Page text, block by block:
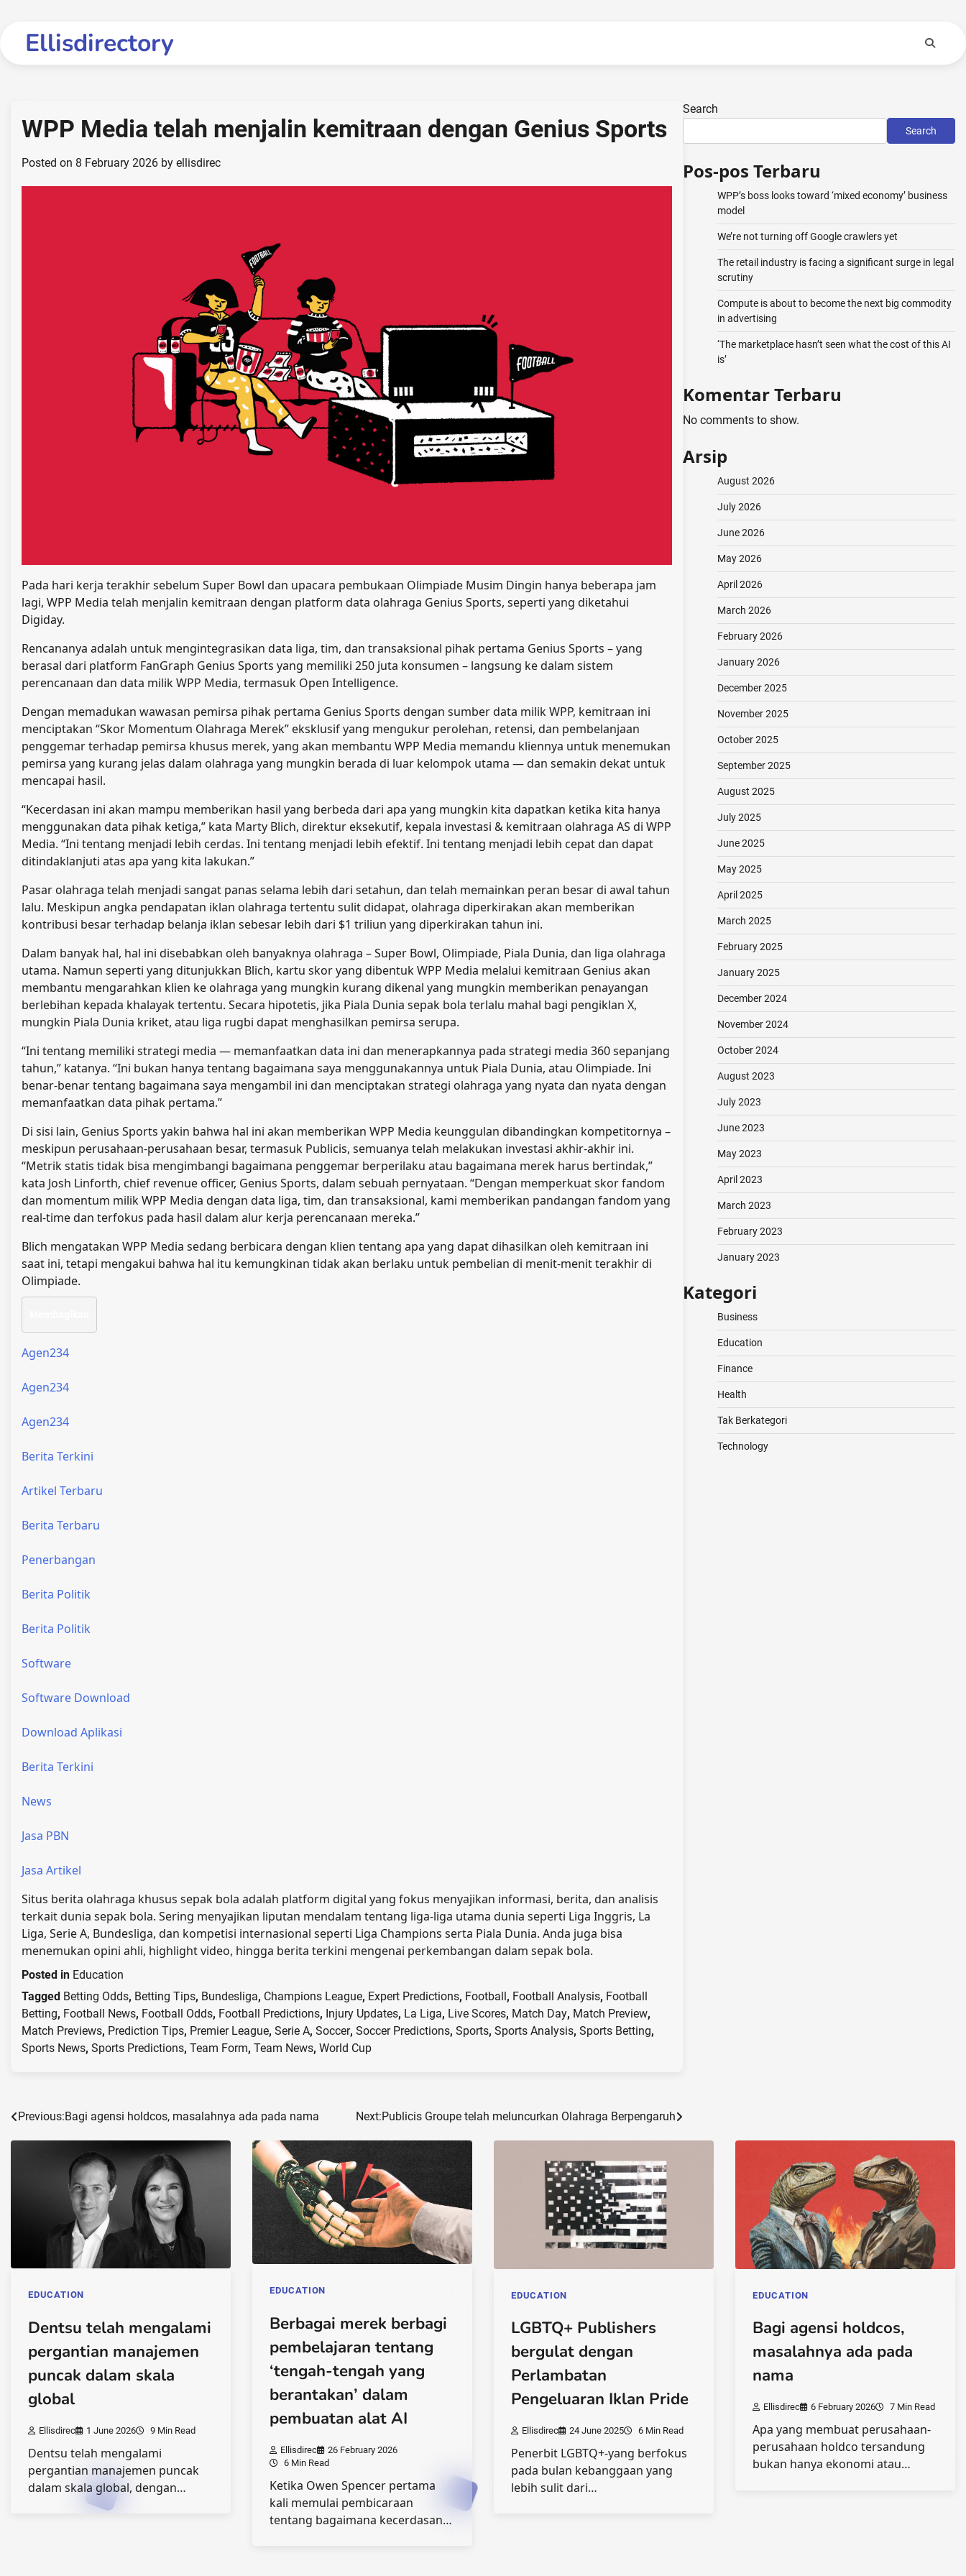
contentEllisdirectory
WPP Media telah menjalin kemitraan dengan Genius Sports
Posted on 8 February 2026 by ellisdirec
Pada hari kerja terakhir sebelum Super Bowl dan upacara pembukaan Olimpiade Musim Dingin hanya beberapa jam
lagi, WPP Media telah menjalin kemitraan dengan platform data olahraga Genius Sports, seperti yang diketahui
Digiday.
Rencananya adalah untuk mengintegrasikan data liga, tim, dan transaksional pihak pertama Genius Sports – yang
berasal dari platform FanGraph Genius Sports yang memiliki 250 juta konsumen – langsung ke dalam sistem
perencanaan dan data milik WPP Media, termasuk Open Intelligence.
Dengan memadukan wawasan pemirsa pihak pertama Genius Sports dengan sumber data milik WPP, kemitraan ini
menciptakan “Skor Momentum Olahraga Merek” eksklusif yang mengukur perolehan, retensi, dan pembelanjaan
penggemar terhadap pemirsa khusus merek, yang akan membantu WPP Media memandu kliennya untuk menemukan
pemirsa yang kurang jelas dalam olahraga yang mungkin berada di luar kelompok utama — dan semakin dekat untuk
mencapai hasil.
“Kecerdasan ini akan mampu memberikan hasil yang berbeda dari apa yang mungkin kita dapatkan ketika kita hanya
menggunakan data pihak ketiga,” kata Marty Blich, direktur eksekutif, kepala investasi & kemitraan olahraga AS di WPP
Media. “Ini tentang menjadi lebih cerdas. Ini tentang menjadi lebih efektif. Ini tentang menjadi lebih cepat dan dapat
ditindaklanjuti atas apa yang kita lakukan.”
Pasar olahraga telah menjadi sangat panas selama lebih dari setahun, dan telah memainkan peran besar di awal tahun
lalu. Meskipun angka pendapatan iklan olahraga tertentu sulit didapat, olahraga diperkirakan akan memberikan
kontribusi besar terhadap belanja iklan sebesar lebih dari $1 triliun yang diperkirakan tahun ini.
Dalam banyak hal, hal ini disebabkan oleh banyaknya olahraga – Super Bowl, Olimpiade, Piala Dunia, dan liga olahraga
utama. Namun seperti yang ditunjukkan Blich, kartu skor yang dibentuk WPP Media melalui kemitraan Genius akan
membantu mengarahkan klien ke olahraga yang mungkin kurang dikenal yang mungkin memberikan penayangan
berlebihan kepada khalayak tertentu. Secara hipotetis, jika Piala Dunia sepak bola terlalu mahal bagi pengiklan X,
mungkin Piala Dunia kriket, atau liga rugbi dapat menghasilkan pemirsa serupa.
“Ini tentang memiliki strategi media — memanfaatkan data ini dan menerapkannya pada strategi media 360 sepanjang
tahun,” katanya. “Ini bukan hanya tentang bagaimana saya menggunakannya untuk Piala Dunia, atau Olimpiade. Ini
benar-benar tentang bagaimana saya mengambil ini dan menciptakan strategi olahraga yang nyata dan nyata dengan
memanfaatkan data pihak pertama.”
Di sisi lain, Genius Sports yakin bahwa hal ini akan memberikan WPP Media keunggulan dibandingkan kompetitornya –
meskipun perusahaan-perusahaan besar, termasuk Publicis, semuanya telah melakukan investasi akhir-akhir ini.
“Metrik statis tidak bisa mengimbangi bagaimana penggemar berperilaku atau bagaimana merek harus bertindak,”
kata Josh Linforth, chief revenue officer, Genius Sports, dalam sebuah pernyataan. “Dengan memperkuat skor fandom
dan momentum milik WPP Media dengan data liga, tim, dan transaksional, kami memberikan pandangan fandom yang
real-time dan terfokus pada hasil dalam alur kerja perencanaan mereka.”
Blich mengatakan WPP Media sedang berbicara dengan klien tentang apa yang dapat dihasilkan oleh kemitraan ini
saat ini, tetapi mengakui bahwa hal itu kemungkinan tidak akan berlaku untuk pembelian di menit-menit terakhir di
Olimpiade.
Agen234
Agen234
Agen234
Berita Terkini
Artikel Terbaru
Berita Terbaru
Penerbangan
Berita Politik
Berita Politik
Software
Software Download
Download Aplikasi
Berita Terkini
News
Jasa PBN
Jasa Artikel
Situs berita olahraga khusus sepak bola adalah platform digital yang fokus menyajikan informasi, berita, dan analisis
terkait dunia sepak bola. Sering menyajikan liputan mendalam tentang liga-liga utama dunia seperti Liga Inggris, La
Liga, Serie A, Bundesliga, dan kompetisi internasional seperti Liga Champions serta Piala Dunia. Anda juga bisa
menemukan opini ahli, highlight video, hingga berita terkini mengenai perkembangan dalam sepak bola.
Posted in Education
Tagged Betting Odds, Betting Tips, Bundesliga, Champions League, Expert Predictions, Football , Football Analysis, Football
Betting, Football News, Football Odds, Football Predictions, Injury Updates, La Liga, Live Scores, Match Day, Match Preview,
Match Previews, Prediction Tips, Premier League, Serie A, Soccer, Soccer Predictions, Sports, Sports Analysis, Sports Betting,
Sports News, Sports Predictions, Team Form, Team News, World Cup
Post
navigation
Previous:Bagi agensi holdcos, masalahnya ada pada nama Next:Publicis Groupe telah meluncurkan Olahraga Berpengaruh
Search
Search
Pos-pos Terbaru
WPP’s boss looks toward ‘mixed economy’ business
model
We’re not turning off Google crawlers yet
The retail industry is facing a significant surge in legal
scrutiny
Compute is about to become the next big commodity
in advertising
‘The marketplace hasn’t seen what the cost of this AI
is’
Komentar Terbaru
No comments to show.
Arsip
August 2026
July 2026
June 2026
May 2026
April 2026
March 2026
February 2026
January 2026
December 2025
November 2025
October 2025
September 2025
August 2025
July 2025
June 2025
May 2025
April 2025
March 2025
February 2025
January 2025
December 2024
November 2024
October 2024
August 2023
July 2023
June 2023
May 2023
April 2023
March 2023
February 2023
January 2023
Kategori
Business
Education
Finance
Health
Tak Berkategori
Technology
EDUCATION
Dentsu telah mengalami
pergantian manajemen
puncak dalam skala
global
Ellisdirec 1 June 2026 9 Min Read
Dentsu telah mengalami
pergantian manajemen puncak
dalam skala global, dengan…
EDUCATION
Berbagai merek berbagi
pembelajaran tentang
‘tengah-tengah yang
berantakan’ dalam
pembuatan alat AI
Ellisdirec
26 February 2026
6 Min Read
Ketika Owen Spencer pertama
kali memulai pembicaraan
tentang bagaimana kecerdasan…
EDUCATION
LGBTQ+ Publishers
bergulat dengan
Perlambatan
Pengeluaran Iklan Pride
Ellisdirec 24 June 2025 6 Min Read
Penerbit LGBTQ+-yang berfokus
pada bulan kebanggaan yang
lebih sulit dari…
EDUCATION
Bagi agensi holdcos,
masalahnya ada pada
nama
Ellisdirec 6 February 2026 7 Min Read
Apa yang membuat perusahaan-
perusahaan holdco tersandung
bukan hanya ekonomi atau…